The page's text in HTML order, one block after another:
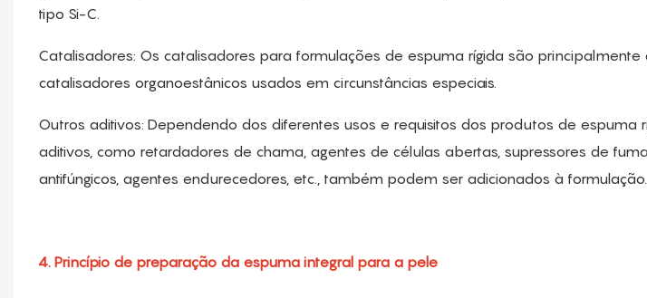
tipo Si-C.
Catalisadores: Os catalisadores para formulações de espuma rígida são principalmente
catalisadores organoestânicos usados ​​em circunstâncias especiais.
Outros aditivos: Dependendo dos diferentes usos e requisitos dos produtos de espuma
aditivos, como retardadores de chama, agentes de células abertas, supressores de
antifúngicos, agentes endurecedores, etc., também podem ser adicionados à formulação.
4. Princípio de preparação da espuma integral para a pele